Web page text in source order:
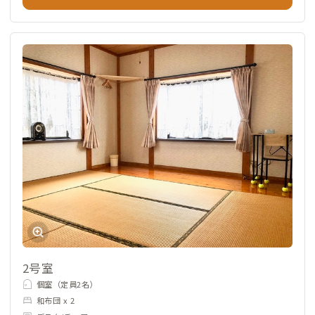
2号室
個室（定員2名）
和布団 x 2